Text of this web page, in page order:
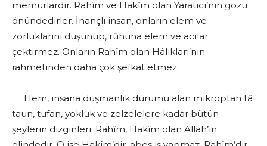
memurlardır. Rahîm ve Hakîm olan Yaratıcı’nın gözü
önündedirler. İnançlı insan, onların elem ve
zorluklarını düşünüp, rûhuna elem ve acılar
çektirmez. Onların Rahîm olan Hâlıkları’nın
rahmetinden daha çok şefkat etmez.
Hem, insana düşmanlık durumu alan mikroptan tâ
taun, tufan, yokluk ve zelzelelere kadar bütün
şeylerin dizginleri; Rahîm, Hakîm olan Allah’ın